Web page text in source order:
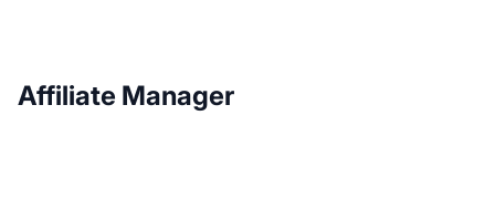
Affiliate Manager